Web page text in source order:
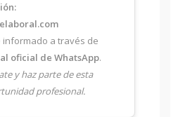
informado a través de
oficial de WhatsApp.
y haz parte de esta
profesional.